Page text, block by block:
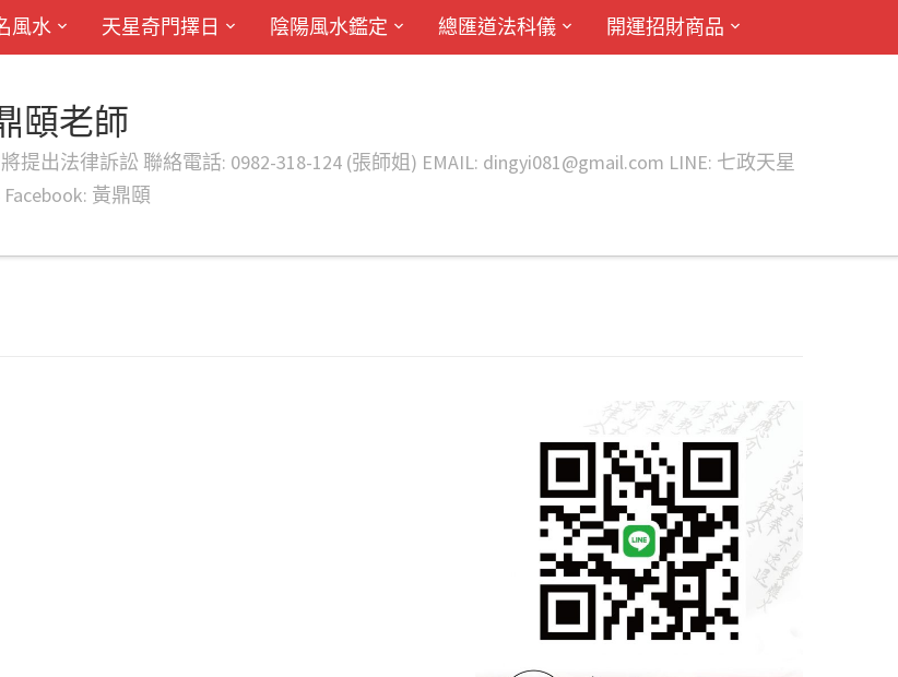
風水 天星奇門擇日 陰陽風水鑑定 總匯道法科儀 開運招財商品
頤老師
出法律訴訟 聯絡電話: 0982-318-124 (張師姐) EMAIL: dingyi081@gmail.com LINE: 七政天星
黃鼎頤